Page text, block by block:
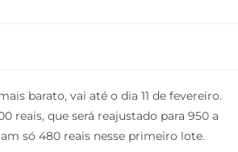
barato, vai até o dia 11 de fevereiro.
reais, que será reajustado para 950 a
só 480 reais nesse primeiro lote.